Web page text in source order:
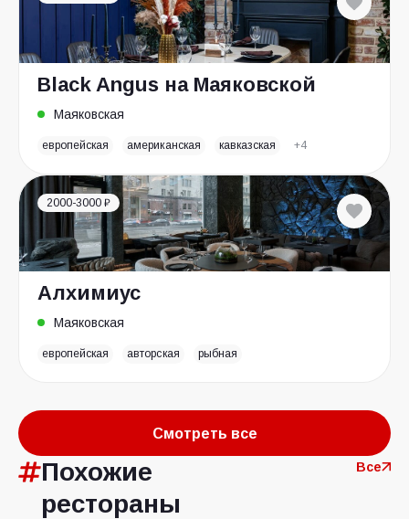
Black Angus на Маяковской
Маяковская
европейская американская кавказская +4
2000-3000 ₽
Алхимиус
Маяковская
европейская авторская рыбная
Смотреть все
Похожие
рестораны
Все